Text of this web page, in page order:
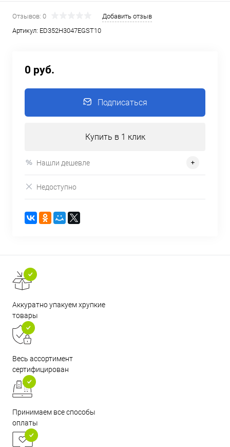
Отзывов: 0
Добавить отзыв
Артикул: ED352H3047EGST10
0 руб.
Подписаться
Купить в 1 клик
Нашли дешевле
Недоступно
Аккуратно упакуем хрупкие
товары
Весь ассортимент
сертифицирован
Принимаем все способы
оплаты